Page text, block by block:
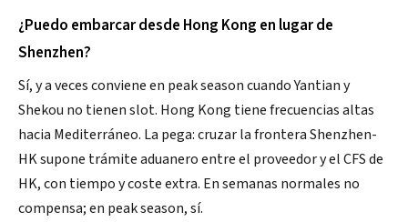
¿Puedo embarcar desde Hong Kong en lugar de
Shenzhen?
Sí, y a veces conviene en peak season cuando Yantian y
Shekou no tienen slot. Hong Kong tiene frecuencias altas
hacia Mediterráneo. La pega: cruzar la frontera Shenzhen-
HK supone trámite aduanero entre el proveedor y el CFS de
HK, con tiempo y coste extra. En semanas normales no
compensa; en peak season, sí.